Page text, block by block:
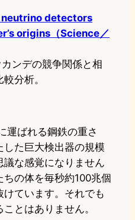
neutrino detectors
origins（Science／
ンデの競争関係と相
分析。
運ばれる鋼鉄の重さ
た巨大検出器の規模
議な感覚になりません
の体を毎秒約100兆個
ています。それでも
とはありません。